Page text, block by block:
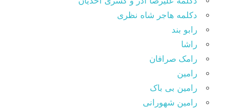
دکلمه هاجر شاه نظری
رابو بند
راشا
رامک صرافان
رامین
رامین بی باک
رامین شهورانی